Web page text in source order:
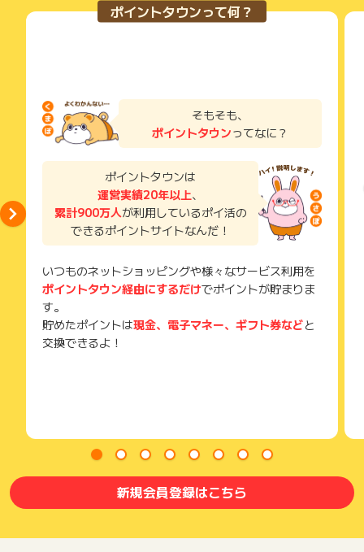
ポイントタウンって何？
そもそも、
ポイントタウンってなに？
ポイントタウンは
運営実績20年以上、
累計900万人が利用しているポイ活の
できるポイントサイトなんだ！
いつものネットショッピングや様々なサービス利用を
ポイントタウン経由にするだけでポイントが貯まりま
す。
貯めたポイントは現金、電子マネー、ギフト券などと
交換できるよ！
新規会員登録はこちら